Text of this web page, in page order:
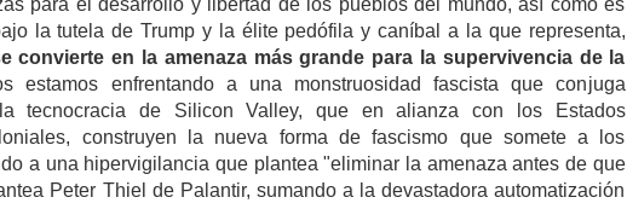
para el desarrollo y libertad de los pueblos del mundo, así como es
la tutela de Trump y la élite pedófila y caníbal a la que representa,
convierte en la amenaza más grande para la supervivencia de la
estamos enfrentando a una monstruosidad fascista que conjuga
la tecnocracia de Silicon Valley, que en alianza con los Estados
construyen la nueva forma de fascismo que somete a los
a una hipervigilancia que plantea "eliminar la amenaza antes de que
Peter Thiel de Palantir, sumando a la devastadora automatización